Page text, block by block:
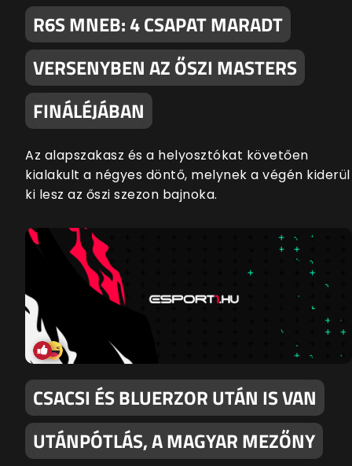
R6S MNEB: 4 CSAPAT MARADT
VERSENYBEN AZ ŐSZI MASTERS
FINÁLÉJÁBAN
Az alapszakasz és a helyosztókat követően
kialakult a négyes döntő, melynek a végén kiderül
ki lesz az őszi szezon bajnoka.
CSACSI ÉS BLUERZOR UTÁN IS VAN
UTÁNPÓTLÁS, A MAGYAR MEZŐNY